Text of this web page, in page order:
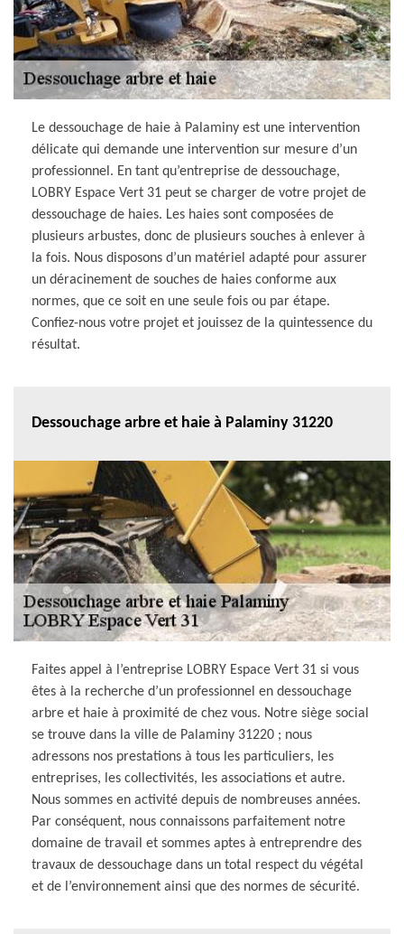
Le dessouchage de haie à Palaminy est une intervention
délicate qui demande une intervention sur mesure d’un
professionnel. En tant qu’entreprise de dessouchage,
LOBRY Espace Vert 31 peut se charger de votre projet de
dessouchage de haies. Les haies sont composées de
plusieurs arbustes, donc de plusieurs souches à enlever à
la fois. Nous disposons d’un matériel adapté pour assurer
un déracinement de souches de haies conforme aux
normes, que ce soit en une seule fois ou par étape.
Confiez-nous votre projet et jouissez de la quintessence du
résultat.
Dessouchage arbre et haie à Palaminy 31220
Faites appel à l’entreprise LOBRY Espace Vert 31 si vous
êtes à la recherche d’un professionnel en dessouchage
arbre et haie à proximité de chez vous. Notre siège social
se trouve dans la ville de Palaminy 31220 ; nous
adressons nos prestations à tous les particuliers, les
entreprises, les collectivités, les associations et autre.
Nous sommes en activité depuis de nombreuses années.
Par conséquent, nous connaissons parfaitement notre
domaine de travail et sommes aptes à entreprendre des
travaux de dessouchage dans un total respect du végétal
et de l’environnement ainsi que des normes de sécurité.